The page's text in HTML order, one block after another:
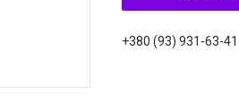
+380 (93) 931-63-41